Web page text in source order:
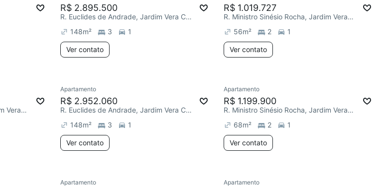
R$ 2.895.500
R. Euclides de Andrade, Jardim Vera Cruz
148m² 3 1
Ver contato
R$ 1.019.727
R. Ministro Sinésio Rocha, Jardim Vera Cruz
56m² 2 1
Ver contato
R. Ministro Sinésio Rocha, Jardim Vera Cruz
Apartamento
R$ 2.952.060
R. Euclides de Andrade, Jardim Vera Cruz
148m² 3 1
Ver contato
Apartamento
R$ 1.199.900
R. Ministro Sinésio Rocha, Jardim Vera Cruz
68m² 2 1
Ver contato
Apartamento Apartamento